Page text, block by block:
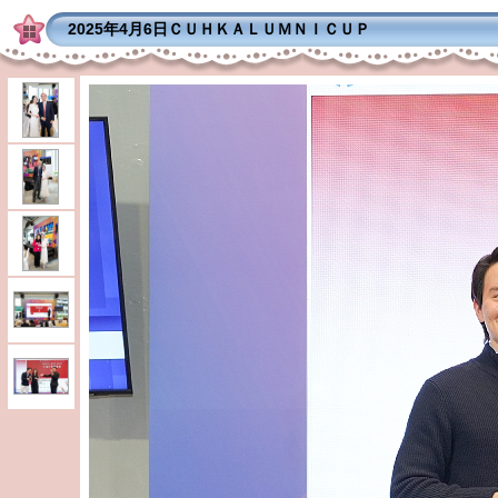
2025年4月6日ＣＵＨＫＡＬＵＭＮＩＣＵＰ